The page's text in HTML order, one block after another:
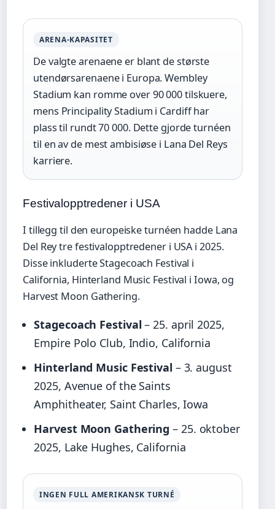
ARENA-KAPASITET
De valgte arenaene er blant de største
utendørsarenaene i Europa. Wembley
Stadium kan romme over 90 000 tilskuere,
mens Principality Stadium i Cardiff har
plass til rundt 70 000. Dette gjorde turnéen
til en av de mest ambisiøse i Lana Del Reys
karriere.
Festivalopptredener i USA
I tillegg til den europeiske turnéen hadde Lana
Del Rey tre festivalopptredener i USA i 2025.
Disse inkluderte Stagecoach Festival i
California, Hinterland Music Festival i Iowa, og
Harvest Moon Gathering.
Stagecoach Festival – 25. april 2025,
Empire Polo Club, Indio, California
Hinterland Music Festival – 3. august
2025, Avenue of the Saints
Amphitheater, Saint Charles, Iowa
Harvest Moon Gathering – 25. oktober
2025, Lake Hughes, California
INGEN FULL AMERIKANSK TURNÉ